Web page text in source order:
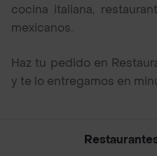
cocina italiana,
mexicanos.
Haz tu pedido en
y te lo entregamos en